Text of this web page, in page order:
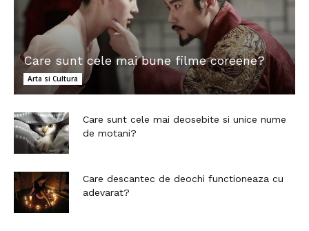
Care sunt cele mai bune filme coreene?
Arta si Cultura
Care sunt cele mai deosebite si unice nume
de motani?
Care descantec de deochi functioneaza cu
adevarat?